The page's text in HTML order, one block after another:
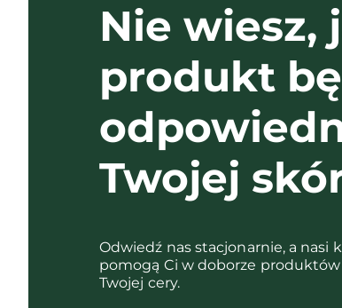
Nie wiesz,
produkt
Twojej
Odwiedź nas stacjonarnie, a nasi
pomogą Ci w doborze
Twojej cery.